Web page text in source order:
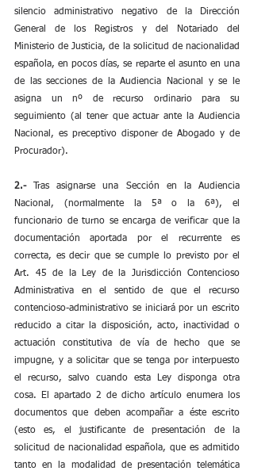
silencio administrativo negativo de la Dirección
General de los Registros y del Notariado del
Ministerio de Justicia, de la solicitud de nacionalidad
española, en pocos días, se reparte el asunto en una
de las secciones de la Audiencia Nacional y se le
asigna un nº de recurso ordinario para su
seguimiento (al tener que actuar ante la Audiencia
Nacional, es preceptivo disponer de Abogado y de
Procurador).
2.- Tras asignarse una Sección en la Audiencia
Nacional, (normalmente la 5ª o la 6ª), el
funcionario de turno se encarga de verificar que la
documentación aportada por el recurrente es
correcta, es decir que se cumple lo previsto por el
Art. 45 de la Ley de la Jurisdicción Contencioso
Administrativa en el sentido de que el recurso
contencioso-administrativo se iniciará por un escrito
reducido a citar la disposición, acto, inactividad o
actuación constitutiva de vía de hecho que se
impugne, y a solicitar que se tenga por interpuesto
el recurso, salvo cuando esta Ley disponga otra
cosa. El apartado 2 de dicho artículo enumera los
documentos que deben acompañar a éste escrito
(esto es, el justificante de presentación de la
solicitud de nacionalidad española, que es admitido
tanto en la modalidad de presentación telemática